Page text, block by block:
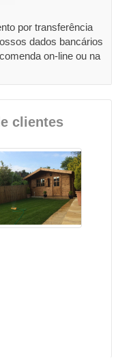
por transferência
dados bancários
on-line ou na
clientes